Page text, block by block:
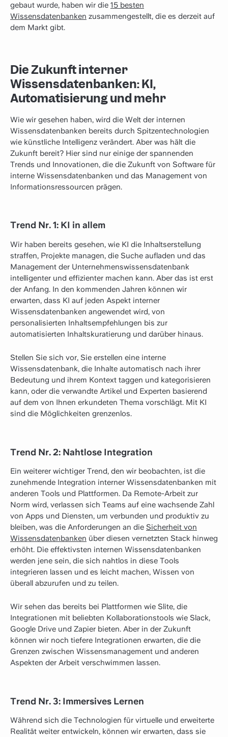
gebaut wurde, haben wir die 15 besten
Wissensdatenbanken zusammengestellt, die es derzeit auf
dem Markt gibt.
Die Zukunft interner
Wissensdatenbanken: KI,
Automatisierung und mehr
Wie wir gesehen haben, wird die Welt der internen
Wissensdatenbanken bereits durch Spitzentechnologien
wie künstliche Intelligenz verändert. Aber was hält die
Zukunft bereit? Hier sind nur einige der spannenden
Trends und Innovationen, die die Zukunft von Software für
interne Wissensdatenbanken und das Management von
Informationsressourcen prägen.
Trend Nr. 1: KI in allem
Wir haben bereits gesehen, wie KI die Inhaltserstellung
straffen, Projekte managen, die Suche aufladen und das
Management der Unternehmenswissensdatenbank
intelligenter und effizienter machen kann. Aber das ist erst
der Anfang. In den kommenden Jahren können wir
erwarten, dass KI auf jeden Aspekt interner
Wissensdatenbanken angewendet wird, von
personalisierten Inhaltsempfehlungen bis zur
automatisierten Inhaltskuratierung und darüber hinaus.
Stellen Sie sich vor, Sie erstellen eine interne
Wissensdatenbank, die Inhalte automatisch nach ihrer
Bedeutung und ihrem Kontext taggen und kategorisieren
kann, oder die verwandte Artikel und Experten basierend
auf dem von Ihnen erkundeten Thema vorschlägt. Mit KI
sind die Möglichkeiten grenzenlos.
Trend Nr. 2: Nahtlose Integration
Ein weiterer wichtiger Trend, den wir beobachten, ist die
zunehmende Integration interner Wissensdatenbanken mit
anderen Tools und Plattformen. Da Remote-Arbeit zur
Norm wird, verlassen sich Teams auf eine wachsende Zahl
von Apps und Diensten, um verbunden und produktiv zu
bleiben, was die Anforderungen an die Sicherheit von
Wissensdatenbanken über diesen vernetzten Stack hinweg
erhöht. Die effektivsten internen Wissensdatenbanken
werden jene sein, die sich nahtlos in diese Tools
integrieren lassen und es leicht machen, Wissen von
überall abzurufen und zu teilen.
Wir sehen das bereits bei Plattformen wie Slite, die
Integrationen mit beliebten Kollaborationstools wie Slack,
Google Drive und Zapier bieten. Aber in der Zukunft
können wir noch tiefere Integrationen erwarten, die die
Grenzen zwischen Wissensmanagement und anderen
Aspekten der Arbeit verschwimmen lassen.
Trend Nr. 3: Immersives Lernen
Während sich die Technologien für virtuelle und erweiterte
Realität weiter entwickeln, können wir erwarten, dass sie